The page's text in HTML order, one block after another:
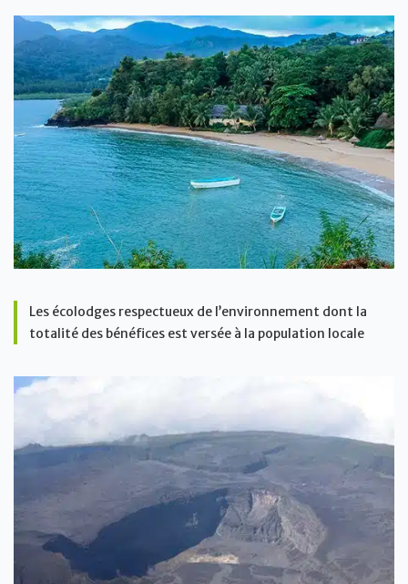
Les écolodges respectueux de l’environnement dont la
totalité des bénéfices est versée à la population locale